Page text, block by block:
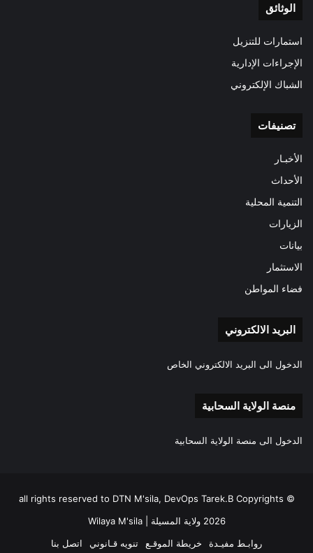
الوثائق
استمارات للتنزيل
الإجراءات الإدارية
الشباك الإلكتروني
تصنيفات
الأخبـار
الأحداث
التنمية المحلية
الزيارات
بيانات
الاستثمار
فضاء المواطن
البريد الالكتروني
الدخول الى البريد الالكتروني الخاص
منصة الولاية السحابية
الدخول الى منصة الولاية السحابية
all rights reserved to DTN M'sila, DevOps Tarek.B Copyrights ©
2026 ولاية المسيلة | Wilaya M'sila
روابـط مفيـدة
خريطة الموقـع تنويه قـانوني اتصل بنا